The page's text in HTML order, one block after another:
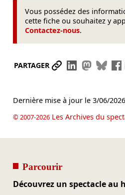
Vous possédez des
cette fiche ou souhaitez y
Contactez-nous.
PARTAGER Partager le lien
Partager
Dernière mise à jour le 3/06/2026
© 2007-2026Les Archives du
Parcourir
Découvrez un spectacle au